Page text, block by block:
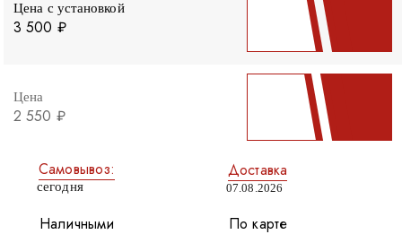
Цена с установкой
3 500 ₽
Цена
2 550 ₽
Самовывоз:
сегодня
Доставка
07.08.2026
Наличными По карте